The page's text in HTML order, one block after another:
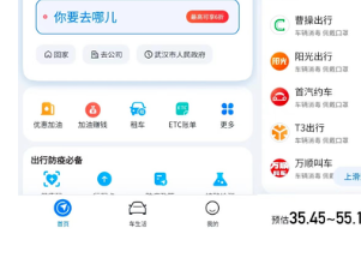
深
度
习
云
计